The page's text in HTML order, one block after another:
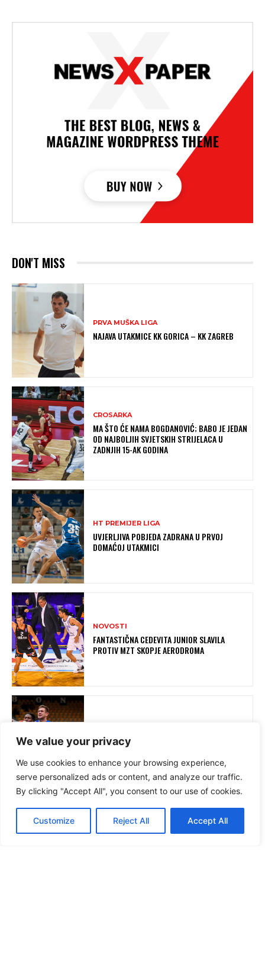
We value your privacy
We use cookies to enhance your browsing experience,
serve personalized ads or content, and analyze our traffic.
By clicking "Accept All", you consent to our use of cookies.
Customize Reject All Accept All
DON'T MISS
PRVA MUŠKA LIGA
NAJAVA UTAKMICE KK GORICA – KK ZAGREB
CROSARKA
MA ŠTO ĆE NAMA BOGDANOVIĆ; BABO JE JEDAN
OD NAJBOLJIH SVJETSKIH STRIJELACA U
ZADNJIH 15-AK GODINA
HT PREMIJER LIGA
UVJERLJIVA POBJEDA ZADRANA U PRVOJ
DOMAĆOJ UTAKMICI
NOVOSTI
FANTASTIČNA CEDEVITA JUNIOR SLAVILA
PROTIV MZT SKOPJE AERODROMA
PORAZ CIBONE, 0-6 HRVATSKIH KLUBOVA U